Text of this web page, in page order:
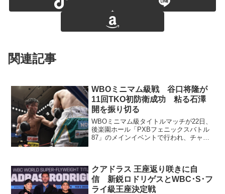
関連記事
WBOミニマム級戦 谷口将隆が
11回TKO初防衛成功 粘る石澤
開を振り切る
WBOミニマム級タイトルマッチが22日、
後楽園ホール「PXBフェニックスバトル
87」のメインイベントで行われ、チャン
した。...
クアドラス 王座返り咲きに自
信 新鋭ロドリゲスとWBC･S･フ
ライ級王座決定戦